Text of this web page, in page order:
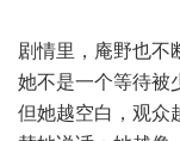
剧情里，庵野也不
她不是一个等待被
但她越空白，观众